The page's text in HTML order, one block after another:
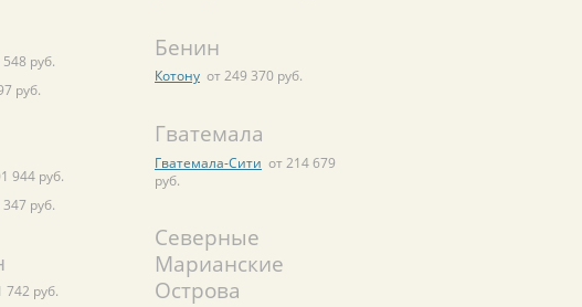
руб.
руб.
944 руб.
руб.
742 руб.
Бенин
Котону от 249 370 руб.
Гватемала
Гватемала-Сити от 214 679
руб.
Северные
Марианские
Острова